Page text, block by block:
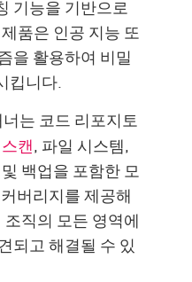
기능을 기반으로
품은 인공 지능 또
을 활용하여 비밀
킵니다.
는 코드 리포지토
캔, 파일 시스템,
백업을 포함한 모
버리지를 제공해
직의 모든 영역에
되고 해결될 수 있